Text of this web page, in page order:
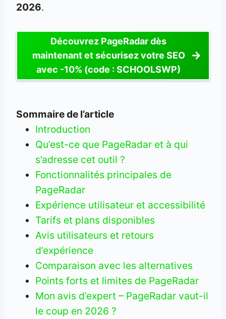
2026.
Découvrez PageRadar dès
maintenant et sécurisez votre SEO
avec -10% (code : SCHOOLSWP)
Sommaire de l’article
Introduction
Qu’est-ce que PageRadar et à qui
s’adresse cet outil ?
Fonctionnalités principales de
PageRadar
Expérience utilisateur et accessibilité
Tarifs et plans disponibles
Avis utilisateurs et retours
d’expérience
Comparaison avec les alternatives
Points forts et limites de PageRadar
Mon avis d’expert – PageRadar vaut-il
le coup en 2026 ?